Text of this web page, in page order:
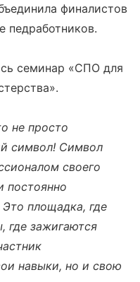
финалистов
педработников.
семинар «СПО для
не просто
символ! Символ
своего
постоянно
площадка, где
где зажигаются
навыки, но и свою